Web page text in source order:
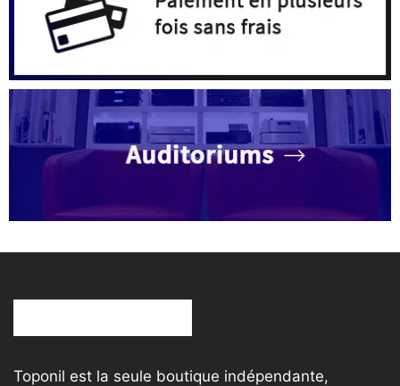
Toponil est la seule boutique indépendante,